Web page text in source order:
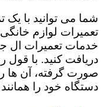
شما می توانید با یک
تعمیرات لوازم
خدمات تعمیرات ال
دریافت کنید. با
صورت گرفته، آن ها
دستگاه خود را